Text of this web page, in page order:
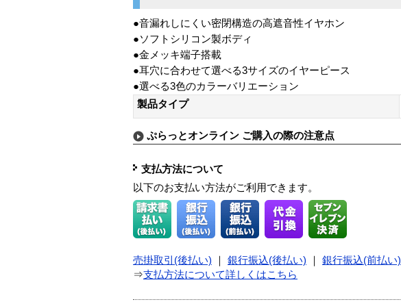
●音漏れしにくい密閉構造の高遮音性イヤホン
●ソフトシリコン製ボディ
●金メッキ端子搭載
●耳穴に合わせて選べる3サイズのイヤーピース
●選べる3色のカラーバリエーション
製品タイプ
ぷらっとオンライン ご購入の際の注意点
支払方法について
以下のお支払い方法がご利用できます。
売掛取引(後払い) 銀行振込(後払い) 銀行振込(前払い)
⇒支払方法について詳しくはこちら